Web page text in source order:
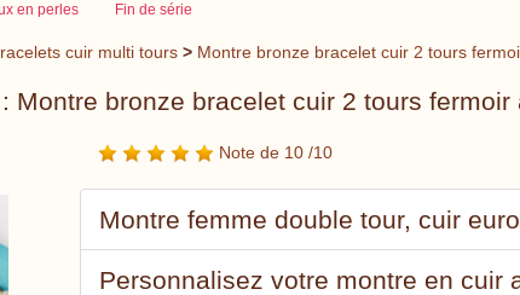
en perles Fin de série
cuir multi tours > Montre bronze bracelet cuir 2 tours
Montre bronze bracelet cuir 2 tours fermoir
Note de 10 /10
Montre femme double tour, cuir
Personnalisez votre montre en cuir